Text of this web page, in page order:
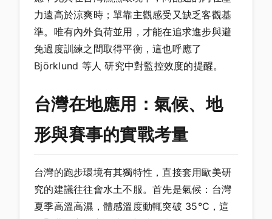
力遠高於涼爽時；單靠主觀感受又缺乏客觀基
準。唯有內外負荷並用，才能在追求進步與避
免過度訓練之間取得平衡，這也呼應了
Björklund 等人 研究中對監控效度的提醒。
台灣在地應用：氣候、地
形與賽事的實戰考量
台灣的跑步環境有其獨特性，直接套用歐美研
究的建議往往會水土不服。首先是氣候：台灣
夏季高溫高濕，體感溫度動輒突破 35°C，這